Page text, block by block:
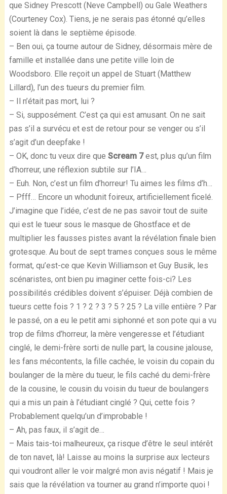
que Sidney Prescott (Neve Campbell) ou Gale Weathers
(Courteney Cox). Tiens, je ne serais pas étonné qu’elles
soient là dans le septième épisode.
– Ben oui, ça tourne autour de Sidney, désormais mère de
famille et installée dans une petite ville loin de
Woodsboro. Elle reçoit un appel de Stuart (Matthew
Lillard), l’un des tueurs du premier film.
– Il n’était pas mort, lui ?
– Si, supposément. C’est ça qui est amusant. On ne sait
pas s’il a survécu et est de retour pour se venger ou s’il
s’agit d’un deepfake !
– OK, donc tu veux dire que Scream 7est, plus qu’un film
d’horreur, une réflexion subtile sur l’IA…
– Euh. Non, c’est un film d’horreur! Tu aimes les films d’h…
– Pfff… Encore un whodunit foireux, artificiellement ficelé.
J’imagine que l’idée, c’est de ne pas savoir tout de suite
qui est le tueur sous le masque de Ghostface et de
multiplier les fausses pistes avant la révélation finale bien
grotesque. Au bout de sept trames conçues sous le même
format, qu’est-ce que Kevin Williamson et Guy Busik, les
scénaristes, ont bien pu imaginer cette fois-ci? Les
possibilités crédibles doivent s’épuiser. Déjà combien de
tueurs cette fois ? 1 ? 2 ? 3 ? 5 ? 25 ? La ville entière ? Par
le passé, on a eu le petit ami siphonné et son pote qui a vu
trop de films d’horreur, la mère vengeresse et l’étudiant
cinglé, le demi-frère sorti de nulle part, la cousine jalouse,
les fans mécontents, la fille cachée, le voisin du copain du
boulanger de la mère du tueur, le fils caché du demi-frère
de la cousine, le cousin du voisin du tueur de boulangers
qui a mis un pain à l’étudiant cinglé ? Qui, cette fois ?
Probablement quelqu’un d’improbable !
– Ah, pas faux, il s’agit de…
– Mais tais-toi malheureux, ça risque d’être le seul intérêt
de ton navet, là! Laisse au moins la surprise aux lecteurs
qui voudront aller le voir malgré mon avis négatif ! Mais je
sais que la révélation va tourner au grand n’importe quoi !